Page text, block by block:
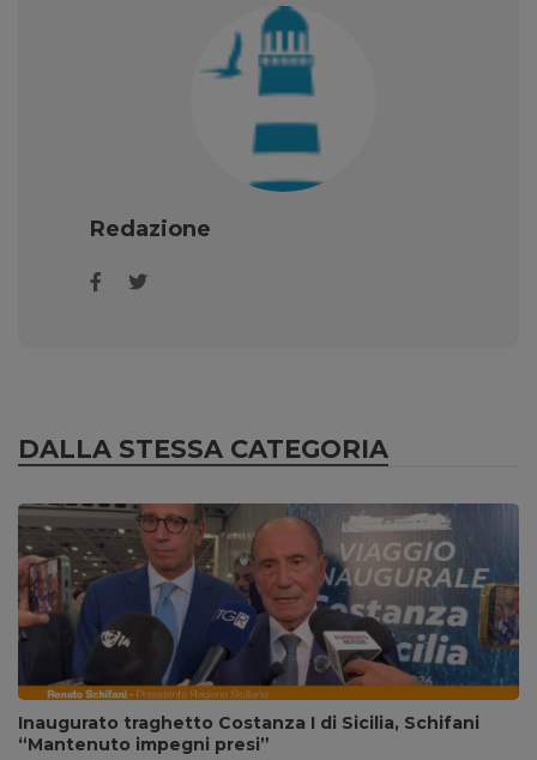
Redazione
DALLA STESSA CATEGORIA
Inaugurato traghetto Costanza I di Sicilia, Schifani
“Mantenuto impegni presi”